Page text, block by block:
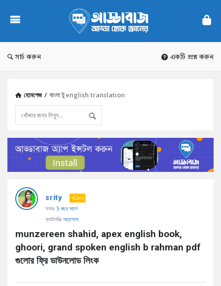
AddaBuzz.net
সার্চ করুন একটি প্রশ্ন করুন
হোমপেজ / বাংলা টু english translation
AddaBuzz.net
Latest
srity
পণ্ডিত
সময়ঃ 5 বছর আগে
ক্যাটাগরিঃ পড়াশোনা
munzereen shahid, apex english book,
ghoori, grand spoken english b rahman pdf
গুলোর ফ্রি ডাউনলোড লিংক